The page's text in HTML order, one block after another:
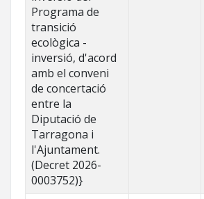
Programa de
transició
ecològica -
inversió, d'acord
amb el conveni
de concertació
entre la
Diputació de
Tarragona i
l'Ajuntament.
(Decret 2026-
0003752)}